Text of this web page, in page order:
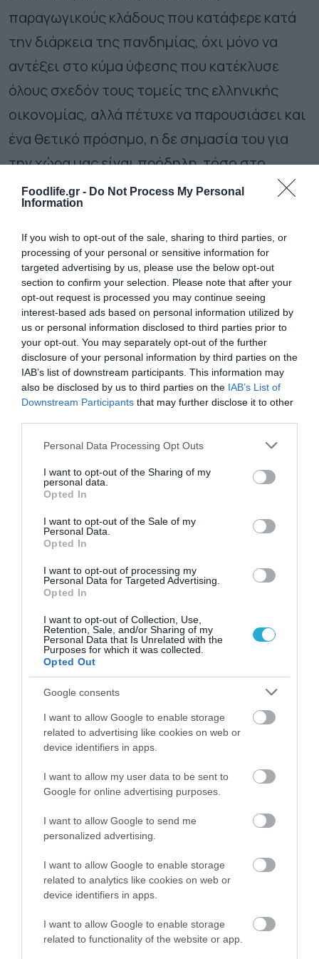
Foodlife.gr - Do Not Process My Personal
Information
If you wish to opt-out of the sale, sharing to third parties, or
processing of your personal or sensitive information for
targeted advertising by us, please use the below opt-out
section to confirm your selection. Please note that after your
opt-out request is processed you may continue seeing
interest-based ads based on personal information utilized by
us or personal information disclosed to third parties prior to
your opt-out. You may separately opt-out of the further
disclosure of your personal information by third parties on the
IAB’s list of downstream participants. This information may
also be disclosed by us to third parties on the IAB’s List of
Downstream Participants that may further disclose it to other
Please note that this website/app uses one or more Google
not limited to your visit or usage behaviour. You may click to
grant or deny consent to Google and its third-party tags to
use your data for below specified purposes in below Google
consent section.
Personal Data Processing Opt Outs
I want to opt-out of the Sharing of my
personal data.
Opted In
I want to opt-out of the Sale of my
Personal Data.
Opted In
I want to opt-out of processing my
Personal Data for Targeted Advertising.
Opted In
I want to opt-out of Collection, Use,
Retention, Sale, and/or Sharing of my
Personal Data that Is Unrelated with the
Purposes for which it was collected.
Opted Out
Google consents
I want to allow Google to enable storage
related to advertising like cookies on web or
device identifiers in apps.
I want to allow my user data to be sent to
Google for online advertising purposes.
I want to allow Google to send me
personalized advertising.
I want to allow Google to enable storage
related to analytics like cookies on web or
device identifiers in apps.
I want to allow Google to enable storage
related to functionality of the website or app.
παραγωγικούς κλάδους που κατάφερε κατά
την διάρκεια της πανδημίας, όχι μόνο να
αντέξει στο κύμα ύφεσης που κατέκλυσε
όλους σχεδόν τους τομείς της ελληνικής
οικονομίας, αλλά πέτυχε να παρουσιάσει και
ένα θετικό πρόσημο, η δε σημασία του για
την χώρα μας είναι πρόδηλη τόσο στο
επίπεδο της προστιθέμενης αξίας, όσο και
σε αυτό της απασχόλησης.
Όπως έχει τονίσει επανειλημμένα ο
Πρωθυπουργός, οπρωτογενής
τομέαςαποτελεί κεντρικό
συστατικόπυλώνατηςαναπτυξιακής
στρατηγικής της κυβέρνησης, με χρονικό
ορίζοντα που φτάνει μέχρι την επόμενη
δεκαετία. Βασικός άξονας της πολιτικής μας
των ελληνικών προϊόντων στο εσωτερικό και
στο εξωτερικό, η αύξηση
της
παραγωγικότητάς και η βελτίωση της
διεισδυτικότητας τους στις ξένες αγορές
Στο πλαίσιο αυτό το Υπουργείο Αγροτικής
Ανάπτυξης και Τροφίμων, έχει εκπονήσει
ένα ολοκληρωμένο σχέδιο για την στήριξη
του πρωτογενούς τομέα, στις δράσεις του
οποίου περιλαμβάνονται μεταξύ άλλων η
δημιουργία του Ταμείου Εγγυήσεων
Αγροτικής Ανάπτυξης, από το οποίο
εκατοντάδες αγρότες και μεταποιητικές
επιχειρήσεις μπορούν να αντλήσουν
χρηματοδότηση συνολικά 480 εκ. ευρώ με
ιδιαίτερα μειωμένες εξασφαλίσεις,
χαμηλότερα επιτόκια και χαμηλότερα έξοδα
συναλλαγής, η δημιουργία του Ταμείου
Μικροπιστώσεων για χορήγηση δανείων έως
25.000 € για έκτακτες ανάγκες παραγωγής
ώστε οι αγρότες να ενταχθούν σε